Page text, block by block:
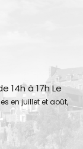
14h à 17h Le
en juillet et août,